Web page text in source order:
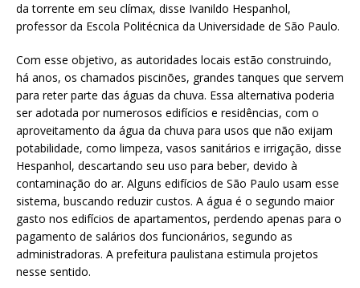
da torrente em seu clímax, disse Ivanildo Hespanhol,
professor da Escola Politécnica da Universidade de São Paulo.
Com esse objetivo, as autoridades locais estão construindo,
há anos, os chamados piscinões, grandes tanques que servem
para reter parte das águas da chuva. Essa alternativa poderia
ser adotada por numerosos edifícios e residências, com o
aproveitamento da água da chuva para usos que não exijam
potabilidade, como limpeza, vasos sanitários e irrigação, disse
Hespanhol, descartando seu uso para beber, devido à
contaminação do ar. Alguns edifícios de São Paulo usam esse
sistema, buscando reduzir custos. A água é o segundo maior
gasto nos edifícios de apartamentos, perdendo apenas para o
pagamento de salários dos funcionários, segundo as
administradoras. A prefeitura paulistana estimula projetos
nesse sentido.